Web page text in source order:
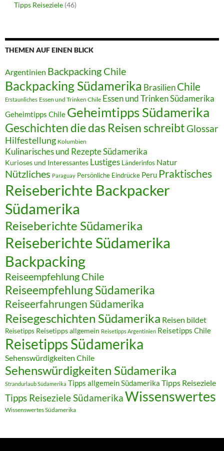
Tipps Reiseziele (46)
THEMEN AUF EINEN BLICK
Argentinien Backpacking Chile
Backpacking Südamerika Brasilien Chile
Erstaunliches Essen und Trinken Chile Essen und Trinken Südamerika
Geheimtipps Chile Geheimtipps Südamerika
Geschichten die das Reisen schreibtGlossar
Hilfestellung Kolumbien
Kulinarisches und Rezepte Südamerika
Kurioses und Interessantes Lustiges Länderinfos Natur
Nützliches Paraguay Persönliche Eindrücke Peru Praktisches
Reiseberichte Backpacker
Südamerika
Reiseberichte Südamerika
Reiseberichte Südamerika
Backpacking
Reiseempfehlung Chile
Reiseempfehlung Südamerika
Reiseerfahrungen Südamerika
Reisegeschichten Südamerika Reisen bildet
Reisetipps Reisetipps allgemein Reisetipps Argentinien Reisetipps Chile
Reisetipps Südamerika
Sehenswürdigkeiten Chile
Sehenswürdigkeiten Südamerika
Strandurlaub Südamerika Tipps allgemein Südamerika Tipps Reiseziele
Tipps Reiseziele SüdamerikaWissenswertes
Wissenswertes Südamerika